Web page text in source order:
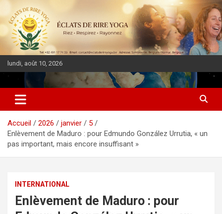
lundi, août 10, 2026
DIASPORA PULSE
Accueil 2026 janvier
5
Enlèvement de Maduro : pour Edmundo González Urrutia, « un
pas important, mais encore insuffisant »
INTERNATIONAL
Enlèvement de Maduro : pour